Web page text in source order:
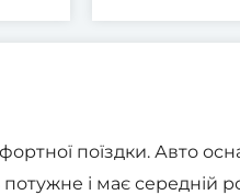
поїздки. Авто
і має середній